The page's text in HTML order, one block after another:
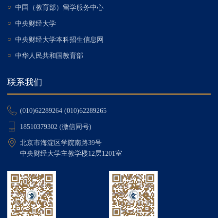
○ 中国（教育部）留学服务中心
○ 中央财经大学
○ 中央财经大学本科招生信息网
○ 中华人民共和国教育部
联系我们
(010)62289264 (010)62289265
18510379302 (微信同号)
北京市海淀区学院南路39号
中央财经大学主教学楼12层1201室